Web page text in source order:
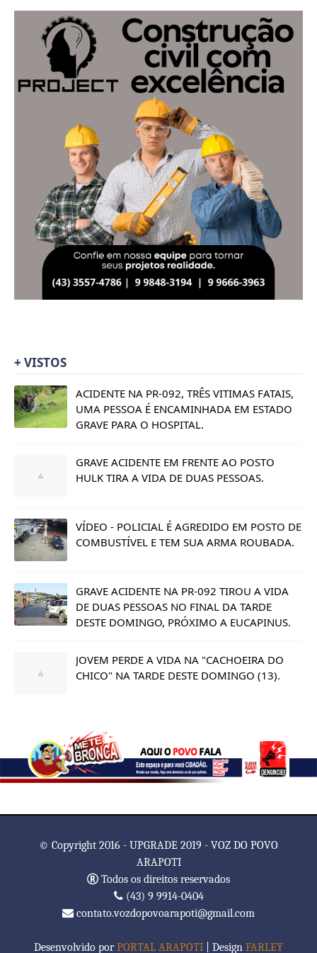
+ VISTOS
ACIDENTE NA PR-092, TRÊS VITIMAS FATAIS,
UMA PESSOA É ENCAMINHADA EM ESTADO
GRAVE PARA O HOSPITAL.
GRAVE ACIDENTE EM FRENTE AO POSTO
HULK TIRA A VIDA DE DUAS PESSOAS.
VÍDEO - POLICIAL É AGREDIDO EM POSTO DE
COMBUSTÍVEL E TEM SUA ARMA ROUBADA.
GRAVE ACIDENTE NA PR-092 TIROU A VIDA
DE DUAS PESSOAS NO FINAL DA TARDE
DESTE DOMINGO, PRÓXIMO A EUCAPINUS.
JOVEM PERDE A VIDA NA "CACHOEIRA DO
CHICO" NA TARDE DESTE DOMINGO (13).
© Copyright 2016 - UPGRADE 2019 - VOZ DO POVO
ARAPOTI
Todos os direitos reservados
(43) 9 9914-0404
contato.vozdopovoarapoti@gmail.com
Desenvolvido porPORTAL ARAPOTI | Design FARLEY